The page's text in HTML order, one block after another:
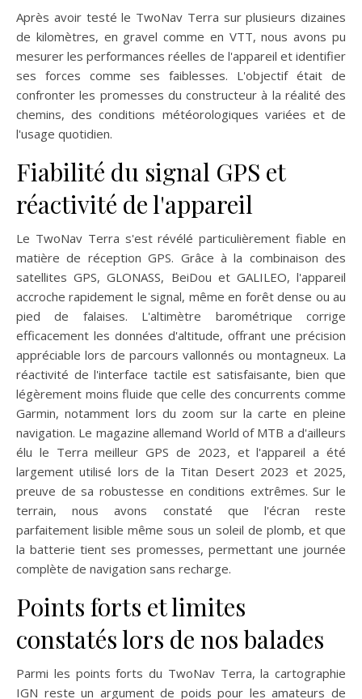
Après avoir testé le TwoNav Terra sur plusieurs dizaines
de kilomètres, en gravel comme en VTT, nous avons pu
mesurer les performances réelles de l'appareil et identifier
ses forces comme ses faiblesses. L'objectif était de
confronter les promesses du constructeur à la réalité des
chemins, des conditions météorologiques variées et de
l'usage quotidien.
Fiabilité du signal GPS et
réactivité de l'appareil
Le TwoNav Terra s'est révélé particulièrement fiable en
matière de réception GPS. Grâce à la combinaison des
satellites GPS, GLONASS, BeiDou et GALILEO, l'appareil
accroche rapidement le signal, même en forêt dense ou au
pied de falaises. L'altimètre barométrique corrige
efficacement les données d'altitude, offrant une précision
appréciable lors de parcours vallonnés ou montagneux. La
réactivité de l'interface tactile est satisfaisante, bien que
légèrement moins fluide que celle des concurrents comme
Garmin, notamment lors du zoom sur la carte en pleine
navigation. Le magazine allemand World of MTB a d'ailleurs
élu le Terra meilleur GPS de 2023, et l'appareil a été
largement utilisé lors de la Titan Desert 2023 et 2025,
preuve de sa robustesse en conditions extrêmes. Sur le
terrain, nous avons constaté que l'écran reste
parfaitement lisible même sous un soleil de plomb, et que
la batterie tient ses promesses, permettant une journée
complète de navigation sans recharge.
Points forts et limites
constatés lors de nos balades
Parmi les points forts du TwoNav Terra, la cartographie
IGN reste un argument de poids pour les amateurs de